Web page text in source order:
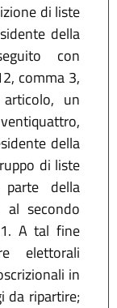
di liste
della
con
comma 3,
un
della
di liste
della
al secondo
A tal fine
elettorali
in
da ripartire;